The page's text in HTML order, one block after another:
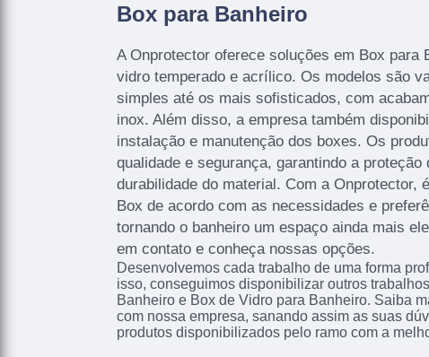
Box para Banheiro
A Onprotector oferece soluções em Box para
vidro temperado e acrílico. Os modelos são
simples até os mais sofisticados, com
inox. Além disso, a empresa também
instalação e manutenção dos boxes. Os
qualidade e segurança, garantindo a proteção
durabilidade do material. Com a Onprotector,
Box de acordo com as necessidades e
tornando o banheiro um espaço ainda mais
em contato e conheça nossas opções.
Desenvolvemos cada trabalho de uma forma
isso, conseguimos disponibilizar outros
Banheiro e Box de Vidro para Banheiro. Saiba
com nossa empresa, sanando assim as suas
produtos disponibilizados pelo ramo com a